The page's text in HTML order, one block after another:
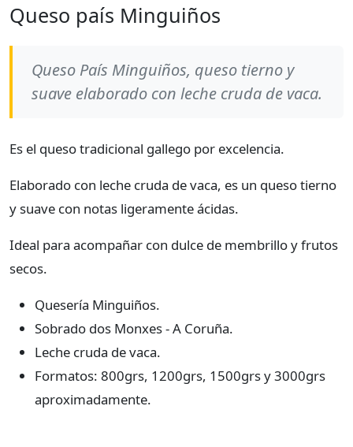
Queso país Minguiños
Queso País Minguiños, queso tierno y
suave elaborado con leche cruda de vaca.
Es el queso tradicional gallego por excelencia.
Elaborado con leche cruda de vaca, es un queso tierno
y suave con notas ligeramente ácidas.
Ideal para acompañar con dulce de membrillo y frutos
secos.
Quesería Minguiños.
Sobrado dos Monxes - A Coruña.
Leche cruda de vaca.
Formatos: 800grs, 1200grs, 1500grs y 3000grs
aproximadamente.